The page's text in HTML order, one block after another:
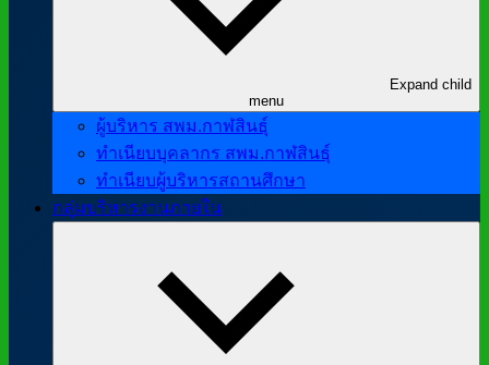
Expand child
menu
ผู้บริหาร สพม.กาฬสินธุ์
ทำเนียบบุคลากร สพม.กาฬสินธุ์
ทำเนียบผู้บริหารสถานศึกษา
กลุ่มบริหารงานภายใน